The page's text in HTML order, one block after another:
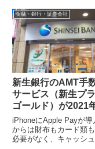
金融・銀行・証券会社
新生銀行のAMT手
サービス（新生プ
ゴールド）が2021
日以降改定されます
iPhoneにApple Payが導
からは財布もカード類も
必要がなく、キャッシュ